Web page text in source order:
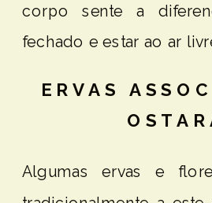
corpo sente a
fechado e estar ao ar
ERVAS
Algumas ervas e